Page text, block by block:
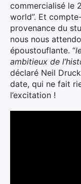
commercialisé le
world”. Et
provenance du
nous nous
époustouflante. “
ambitieux de
déclaré Neil
date, qui ne fait
l’excitation !